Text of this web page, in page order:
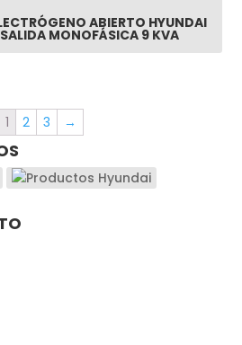
ABIERTO HYUNDAI
MONOFÁSICA 9 KVA
1 2 3 →